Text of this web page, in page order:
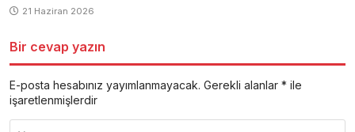
21 Haziran 2026
Bir cevap yazın
E-posta hesabınız yayımlanmayacak. Gerekli alanlar * ile
işaretlenmişlerdir